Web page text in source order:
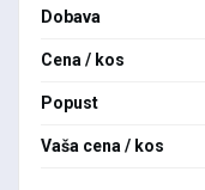
Dobava
Cena / kos
Popust
Vaša cena / kos